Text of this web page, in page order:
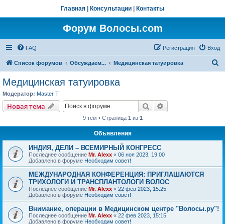
Главная Консультации Контакты
Форум Волосы.com
FAQ Вход
Регистрация
Список форумов Обсуждаем... Медицинская татуировка
Медицинская татуировка
Модератор: Master T
Новая тема Поиск
9 тем • Страница 1 из 1
Объявления
ИНДИЯ, ДЕЛИ – ВСЕМИРНЫЙ КОНГРЕСС
Последнее сообщение Mr. Alexx « 06 ноя 2023, 19:00
Добавлено в форуме Необходим совет!
МЕЖДУНАРОДНАЯ КОНФЕРЕНЦИЯ: ПРИГЛАШАЮТСЯ
ТРИХОЛОГИ И ТРАНСПЛАНТОЛОГИ ВОЛОС
Последнее сообщение Mr. Alexx « 22 фев 2023, 15:25
Добавлено в форуме Необходим совет!
Внимание, операции в Медицинском центре "Волосы.ру"!
Последнее сообщение Mr. Alexx « 22 фев 2023, 15:15
Добавлено в форуме Необходим совет!